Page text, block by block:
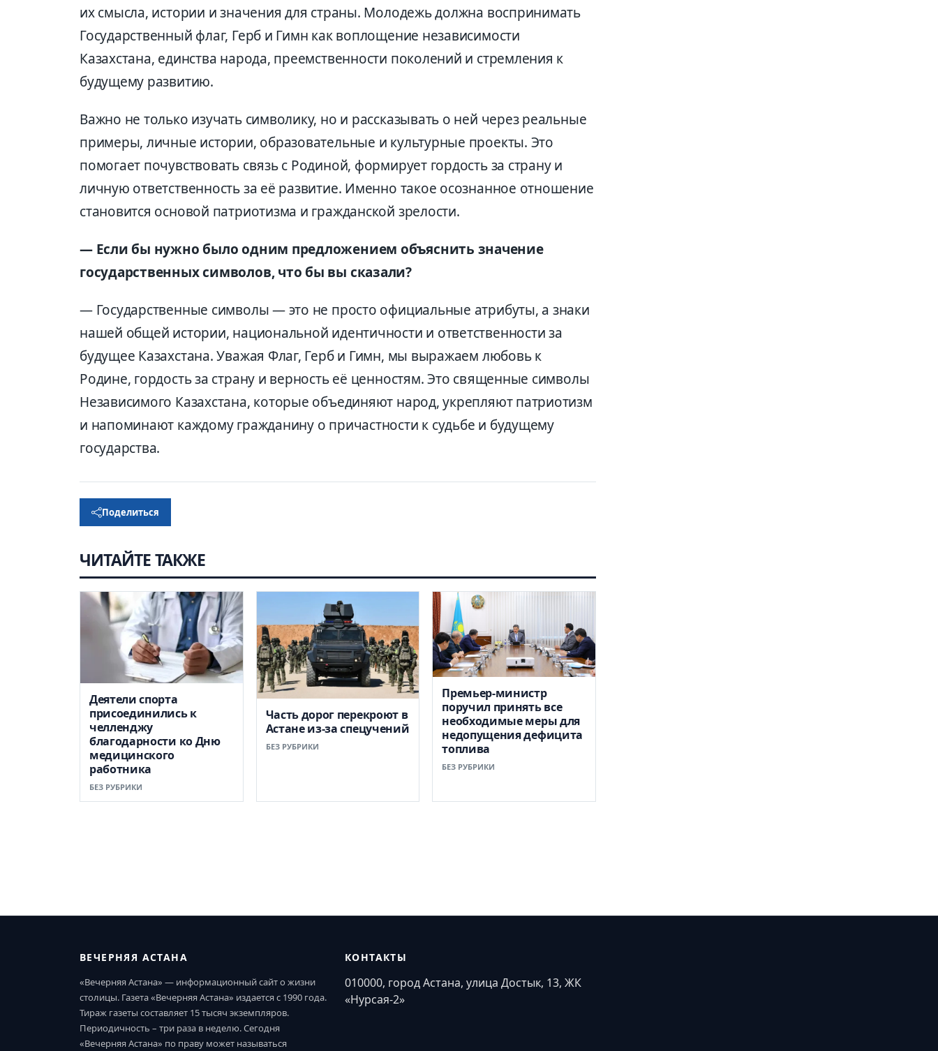
их смысла, истории и значения для страны. Молодежь должна воспринимать
Государственный флаг, Герб и Гимн как воплощение независимости
Казахстана, единства народа, преемственности поколений и стремления к
будущему развитию.
Важно не только изучать символику, но и рассказывать о ней через реальные
примеры, личные истории, образовательные и культурные проекты. Это
помогает почувствовать связь с Родиной, формирует гордость за страну и
личную ответственность за её развитие. Именно такое осознанное отношение
становится основой патриотизма и гражданской зрелости.
— Если бы нужно было одним предложением объяснить значение
государственных символов, что бы вы сказали?
— Государственные символы — это не просто официальные атрибуты, а знаки
нашей общей истории, национальной идентичности и ответственности за
будущее Казахстана. Уважая Флаг, Герб и Гимн, мы выражаем любовь к
Родине, гордость за страну и верность её ценностям. Это священные символы
Независимого Казахстана, которые объединяют народ, укрепляют патриотизм
и напоминают каждому гражданину о причастности к судьбе и будущему
государства.
Поделиться
ЧИТАЙТЕ ТАКЖЕ
Деятели спорта
присоединились к
челленджу
благодарности ко Дню
медицинского
работника
БЕЗ РУБРИКИ
Часть дорог перекроют в
Астане из-за спецучений
БЕЗ РУБРИКИ
Премьер-министр
поручил принять все
необходимые меры для
недопущения дефицита
топлива
БЕЗ РУБРИКИ
ВЕЧЕРНЯЯ АСТАНА
«Вечерняя Астана» — информационный сайт о жизни
столицы. Газета «Вечерняя Астана» издается с 1990 года.
Тираж газеты составляет 15 тысяч экземпляров.
Периодичность – три раза в неделю. Сегодня
«Вечерняя Астана» по праву может называться
КОНТАКТЫ
010000, город Астана, улица Достык, 13, ЖК
«Нурсая-2»